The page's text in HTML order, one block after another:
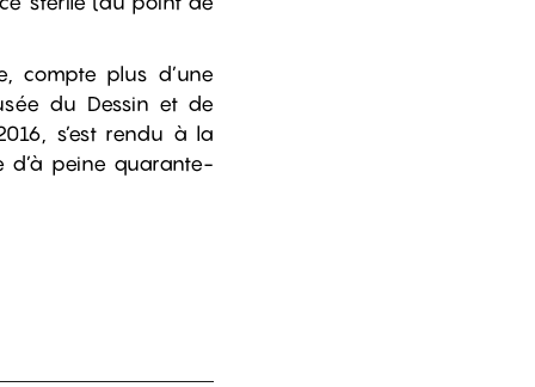
compte plus d’une
du Dessin et de
s’est rendu à la
d’à peine quarante-